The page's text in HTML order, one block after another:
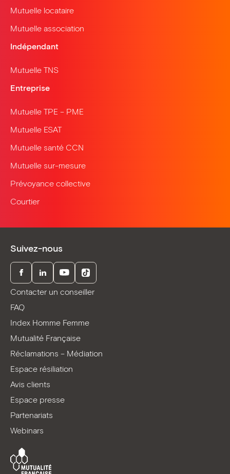
Mutuelle locataire
Mutuelle association
Indépendant
Mutuelle TNS
Entreprise
Mutuelle TPE – PME
Mutuelle ESAT
Mutuelle santé CCN
Mutuelle sur-mesure
Prévoyance collective
Courtier
Suivez-nous
FacebookLinkedInYoutubeTikTok
Contacter un conseiller
FAQ
Index Homme Femme
Mutualité Française
Réclamations – Médiation
Espace résiliation
Avis clients
Espace presse
Partenariats
Webinars